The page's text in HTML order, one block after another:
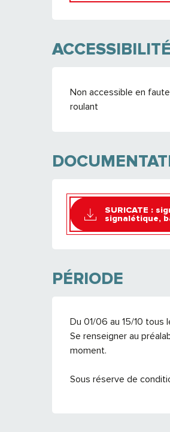
ACCESSIBILITÉ
Non accessible en
roulant
SURICATE :
signalétique,
PÉRIODE
Du 01/06 au 15/10 tous
Se renseigner au
moment.
Sous réserve de